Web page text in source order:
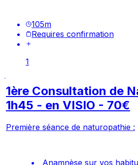
105m
Requires confirmation
1
1ère Consultation de
1h45 - en VISIO - 70€
Première séance de naturopathie :
Anamnèse sur vos